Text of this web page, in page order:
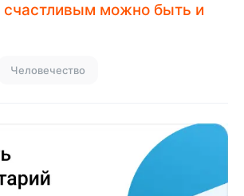
счастливым можно быть и
Человечество